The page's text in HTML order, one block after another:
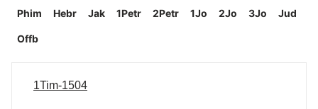
Phim Hebr Jak 1Petr 2Petr 1Jo 2Jo 3Jo Jud
Offb
1Tim-1504